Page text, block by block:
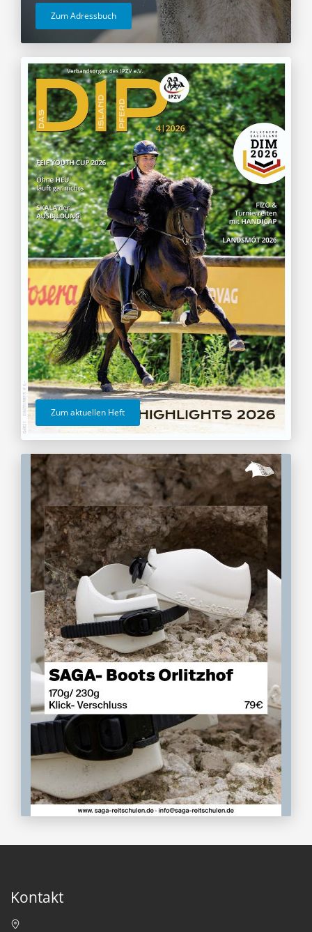
Zum Adressbuch
Zum aktuellen Heft
Kontakt